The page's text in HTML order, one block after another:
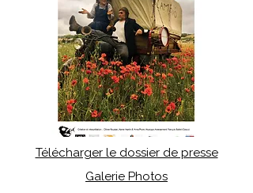
Télécharger le dossier de presse
Galerie Photos